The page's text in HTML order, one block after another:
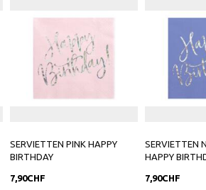
SERVIETTEN PINK HAPPY
BIRTHDAY
7,90CHF
SERVIETTEN
HAPPY
7,90CHF